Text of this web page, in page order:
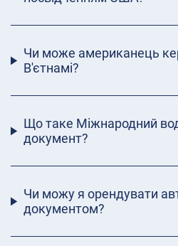
Чи може американець
В'єтнамі?
Що таке Міжнародний
документ?
Чи можу я орендувати
документом?